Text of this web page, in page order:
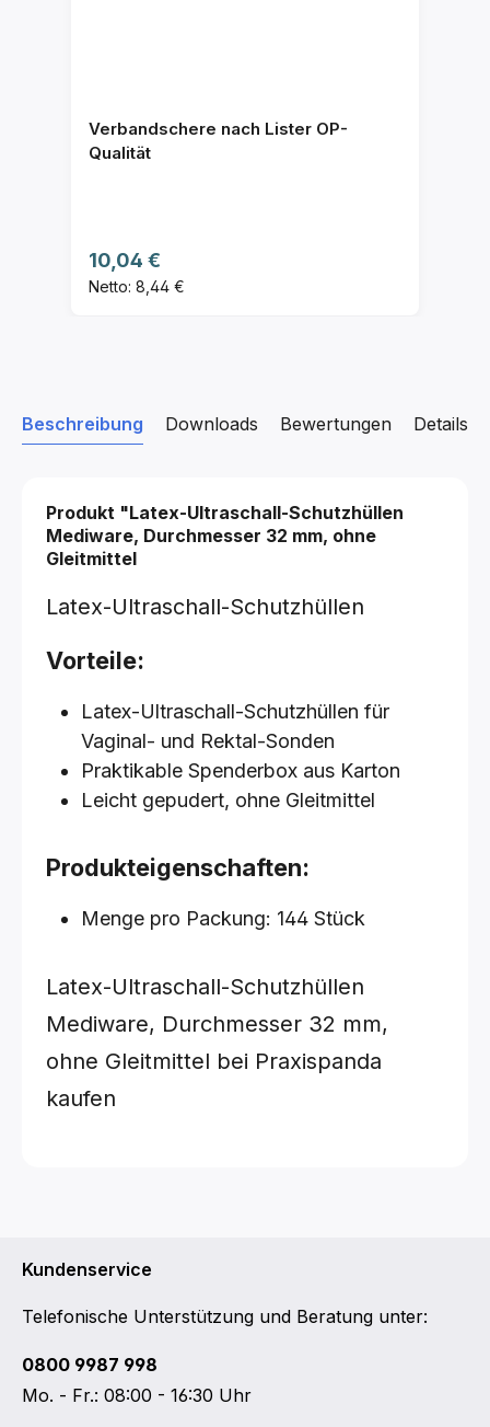
Verbandschere nach Lister OP-
Qualität
Regulärer Preis:
10,04 €
Netto: 8,44 €
Beschreibung Downloads Details
Bewertungen
Produkt "Latex-Ultraschall-Schutzhüllen
Mediware, Durchmesser 32 mm, ohne
Gleitmittel
Latex-Ultraschall-Schutzhüllen
Vorteile:
Latex-Ultraschall-Schutzhüllen für
Vaginal- und Rektal-Sonden
Praktikable Spenderbox aus Karton
Leicht gepudert, ohne Gleitmittel
Produkteigenschaften:
Menge pro Packung: 144 Stück
Latex-Ultraschall-Schutzhüllen
Mediware, Durchmesser 32 mm,
ohne Gleitmittel bei Praxispanda
kaufen
Kundenservice
Telefonische Unterstützung und Beratung unter:
0800 9987 998
Mo. - Fr.: 08:00 - 16:30 Uhr